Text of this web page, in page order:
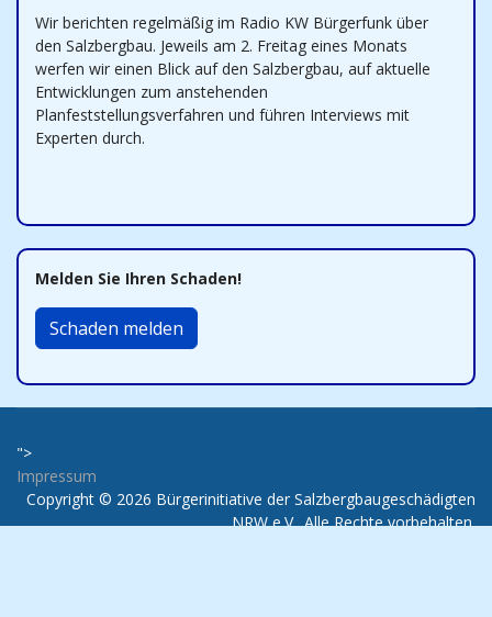
Wir berichten regelmäßig im Radio KW Bürgerfunk über
den Salzbergbau. Jeweils am 2. Freitag eines Monats
werfen wir einen Blick auf den Salzbergbau, auf aktuelle
Entwicklungen zum anstehenden
Planfeststellungsverfahren und führen Interviews mit
Experten durch.
Melden Sie Ihren Schaden!
Schaden melden
">
Impressum
Copyright © 2026 Bürgerinitiative der Salzbergbaugeschädigten
NRW e.V.. Alle Rechte vorbehalten.